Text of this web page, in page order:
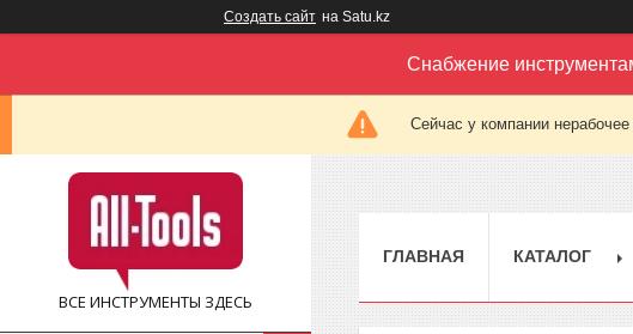
Создать сайт на Satu.kz
Снабжение
Сейчас у компании
ВСЕ ИНСТРУМЕНТЫ ЗДЕСЬ
ГЛАВНАЯ КАТАЛОГ